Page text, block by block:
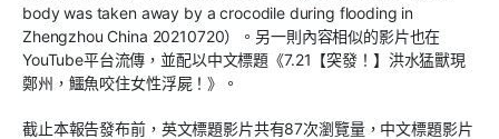
body was taken away by a crocodile during flooding in
Zhengzhou China 20210720）。另一則內容相似的影片也在
YouTube平台流傳，並配以中文標題《7.21【突發！】洪水猛獸現
鄭州，鱷魚咬住女性浮屍！》。
截止本報告發布前，英文標題影片共有87次瀏覽量，中文標題影片